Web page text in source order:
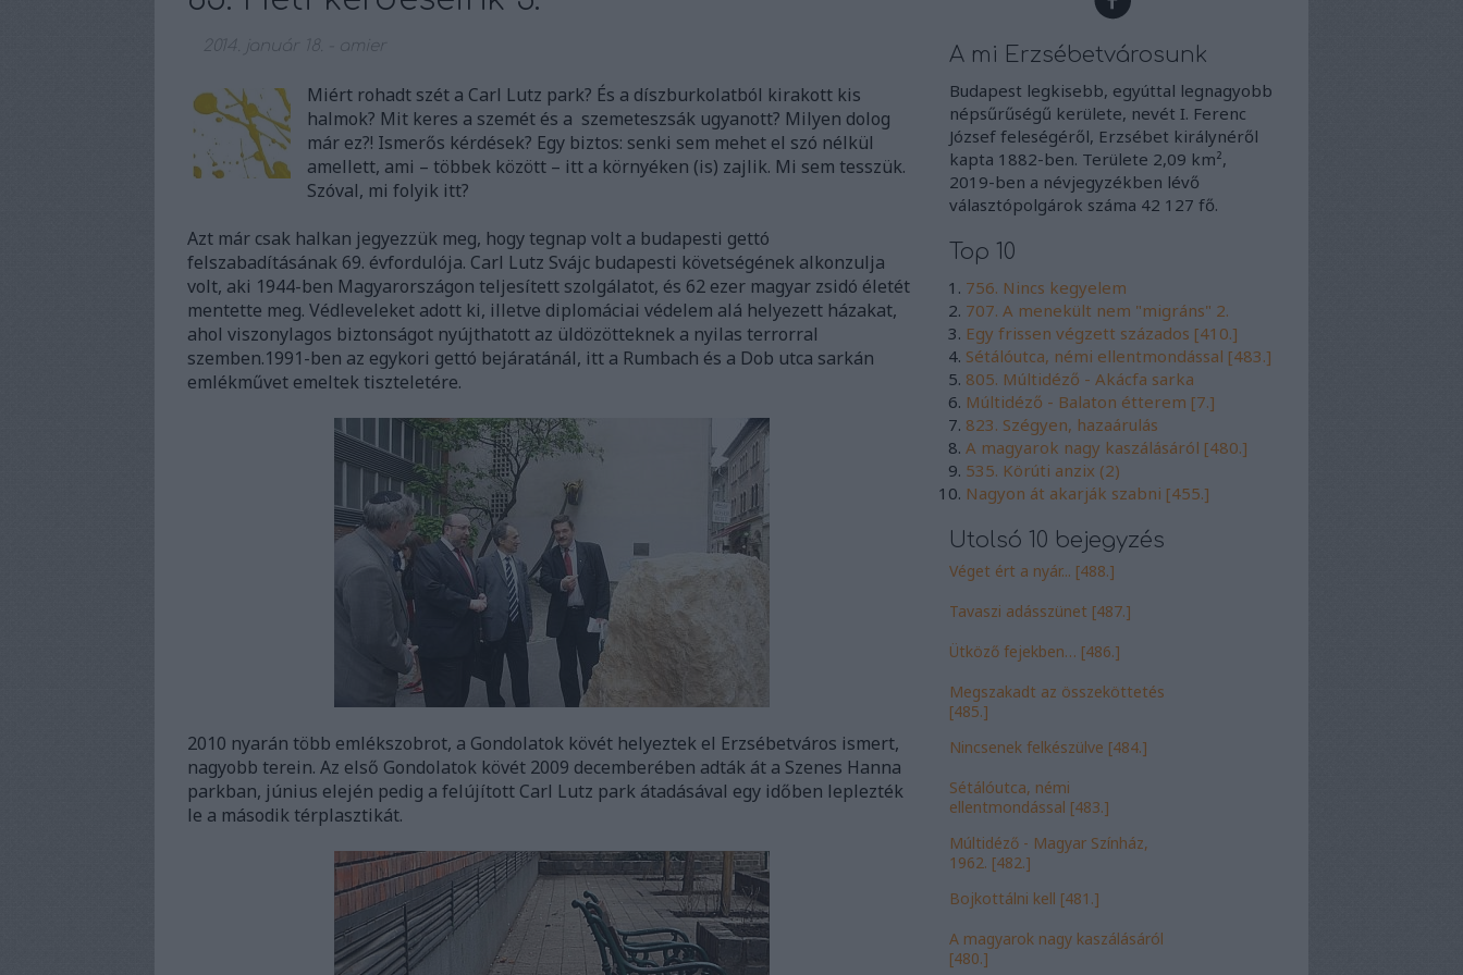
2014. január 18. amier
Miért rohadt szét a Carl Lutz park? És a díszburkolatból kirakott kis
halmok? Mit keres a szemét és a szemeteszsák ugyanott? Milyen dolog
már ez?! Ismerős kérdések? Egy biztos: senki sem mehet el szó nélkül
amellett, ami – többek között – itt a környéken (is) zajlik. Mi sem tesszük.
Szóval, mi folyik itt?
Azt már csak halkan jegyezzük meg, hogy tegnap volt a budapesti gettó
felszabadításának 69. évfordulója. Carl Lutz Svájc budapesti követségének alkonzulja
volt, aki 1944-ben Magyarországon teljesített szolgálatot, és 62 ezer magyar zsidó életét
mentette meg. Védleveleket adott ki, illetve diplomáciai védelem alá helyezett házakat,
ahol viszonylagos biztonságot nyújthatott az üldözötteknek a nyilas terrorral
szemben.1991-ben az egykori gettó bejáratánál, itt a Rumbach és a Dob utca sarkán
emlékművet emeltek tiszteletére.
2010 nyarán több emlékszobrot, a Gondolatok kövét helyeztek el Erzsébetváros ismert,
nagyobb terein. Az első Gondolatok kövét 2009 decemberében adták át a Szenes Hanna
parkban, június elején pedig a felújított Carl Lutz park átadásával egy időben leplezték
le a második térplasztikát.
A mi Erzsébetvárosunk
Budapest legkisebb, egyúttal legnagyobb
népsűrűségű kerülete, nevét I. Ferenc
József feleségéről, Erzsébet királynéről
kapta 1882-ben. Területe 2,09 km²,
2019-ben a névjegyzékben lévő
választópolgárok száma 42 127 fő.
Top 10
756. Nincs kegyelem
707. A menekült nem "migráns" 2.
Egy frissen végzett százados [410.]
Sétálóutca, némi ellentmondással [483.]
805. Múltidéző - Akácfa sarka
Múltidéző - Balaton étterem [7.]
823. Szégyen, hazaárulás
A magyarok nagy kaszálásáról [480.]
535. Körúti anzix (2)
Nagyon át akarják szabni [455.]
Utolsó 10 bejegyzés
Véget ért a nyár... [488.]
Tavaszi adásszünet [487.]
Ütköző fejekben… [486.]
Megszakadt az összeköttetés
[485.]
Nincsenek felkészülve [484.]
Sétálóutca, némi
ellentmondással [483.]
Múltidéző - Magyar Színház,
1962. [482.]
Bojkottálni kell [481.]
A magyarok nagy kaszálásáról
[480.]